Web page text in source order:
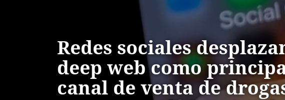
Redes sociales
deep web como
canal de venta de